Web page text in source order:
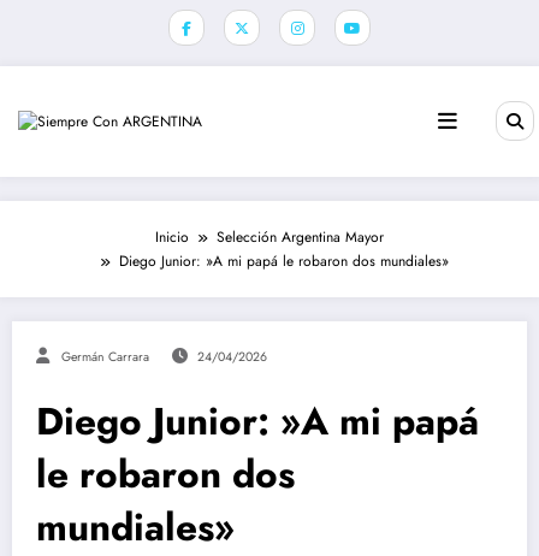
Inicio
Selección Argentina Mayor
Diego Junior: »A mi papá le robaron dos mundiales»
Germán Carrara 24/04/2026
Diego Junior: »A mi papá
le robaron dos
mundiales»